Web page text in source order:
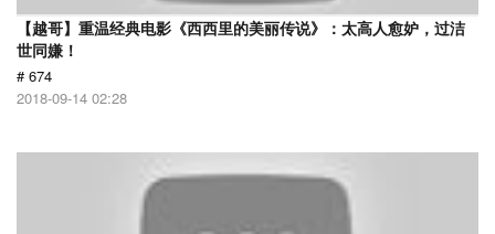
【越哥】重温经典电影《西西里的美丽传说》：太高人愈妒，过洁
世同嫌！
# 674
2018-09-14 02:28